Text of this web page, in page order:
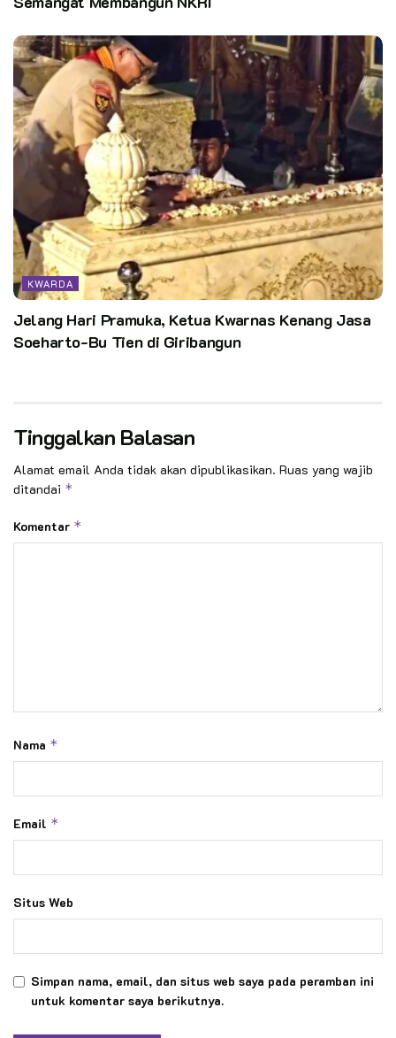
KWARDA
Jelang Hari Pramuka, Ketua Kwarnas Kenang Jasa
Soeharto-Bu Tien di Giribangun
Tinggalkan Balasan
Alamat email Anda tidak akan dipublikasikan. Ruas yang wajib
ditandai *
Komentar *
Nama *
Email *
Situs Web
Simpan nama, email, dan situs web saya pada peramban ini
untuk komentar saya berikutnya.